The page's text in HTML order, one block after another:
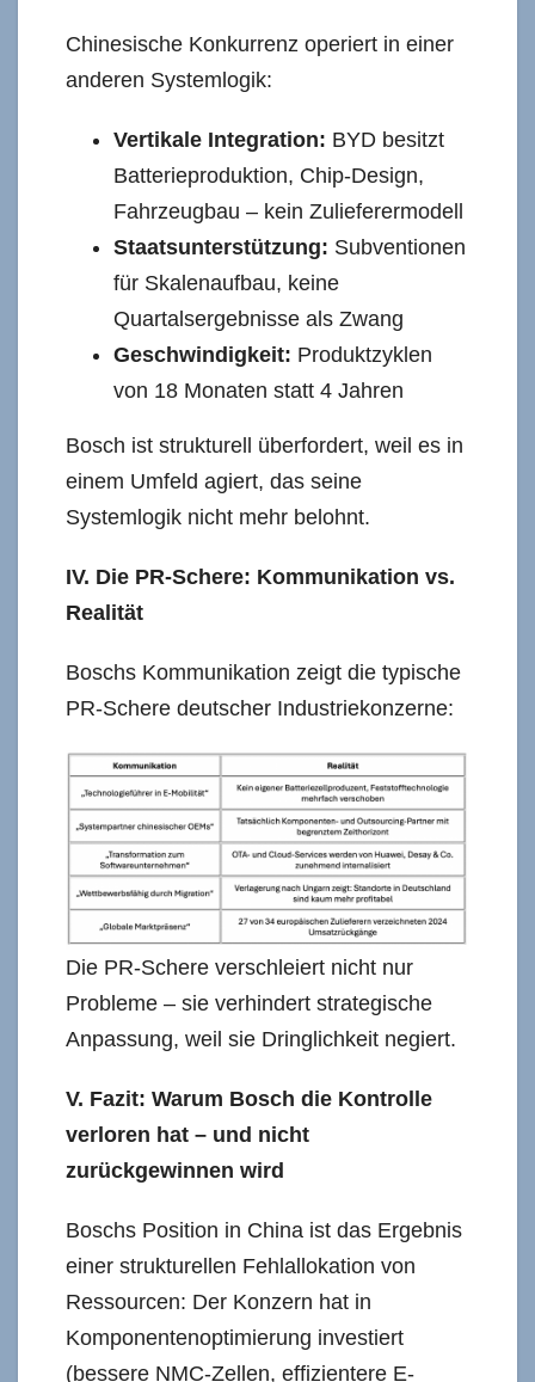
Chinesische Konkurrenz operiert in einer
anderen Systemlogik:
Vertikale Integration: BYD besitzt
Batterieproduktion, Chip-Design,
Fahrzeugbau – kein Zulieferermodell
Staatsunterstützung: Subventionen
für Skalenaufbau, keine
Quartalsergebnisse als Zwang
Geschwindigkeit: Produktzyklen
von 18 Monaten statt 4 Jahren
Bosch ist strukturell überfordert, weil es in
einem Umfeld agiert, das seine
Systemlogik nicht mehr belohnt.
IV. Die PR-Schere: Kommunikation vs.
Realität
Boschs Kommunikation zeigt die typische
PR-Schere deutscher Industriekonzerne:
Die PR-Schere verschleiert nicht nur
Probleme – sie verhindert strategische
Anpassung, weil sie Dringlichkeit negiert.
V. Fazit: Warum Bosch die Kontrolle
verloren hat – und nicht
zurückgewinnen wird
Boschs Position in China ist das Ergebnis
einer strukturellen Fehlallokation von
Ressourcen: Der Konzern hat in
Komponentenoptimierung investiert
(bessere NMC-Zellen, effizientere E-